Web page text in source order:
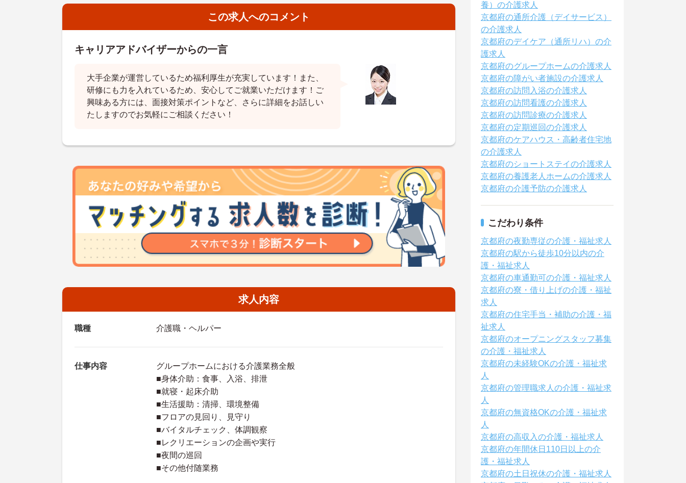
この求人へのコメント
キャリアアドバイザーからの一言
大手企業が運営しているため福利厚生が充実しています！また、
研修にも力を入れているため、安心してご就業いただけます！ご
興味ある方には、面接対策ポイントなど、さらに詳細をお話しい
たしますのでお気軽にご相談ください！
求人内容
職種 介護職・ヘルパー
仕事内容
グループホームにおける介護業務全般
■身体介助：食事、入浴、排泄
■就寝・起床介助
■生活援助：清掃、環境整備
■フロアの見回り、見守り
■バイタルチェック、体調観察
■レクリエーションの企画や実行
■夜間の巡回
■その他付随業務
養）の介護求人
京都府の通所介護（デイサービス）
の介護求人
京都府のデイケア（通所リハ）の介
護求人
京都府のグループホームの介護求人
京都府の障がい者施設の介護求人
京都府の訪問入浴の介護求人
京都府の訪問看護の介護求人
京都府の訪問診療の介護求人
京都府の定期巡回の介護求人
京都府のケアハウス・高齢者住宅地
の介護求人
京都府のショートステイの介護求人
京都府の養護老人ホームの介護求人
京都府の介護予防の介護求人
こだわり条件
京都府の夜勤専従の介護・福祉求人
京都府の駅から徒歩10分以内の介
護・福祉求人
京都府の車通勤可の介護・福祉求人
京都府の寮・借り上げの介護・福祉
求人
京都府の住宅手当・補助の介護・福
祉求人
京都府のオープニングスタッフ募集
の介護・福祉求人
京都府の未経験OKの介護・福祉求
人
京都府の管理職求人の介護・福祉求
人
京都府の無資格OKの介護・福祉求
人
京都府の高収入の介護・福祉求人
京都府の年間休日110日以上の介
護・福祉求人
京都府の土日祝休の介護・福祉求人